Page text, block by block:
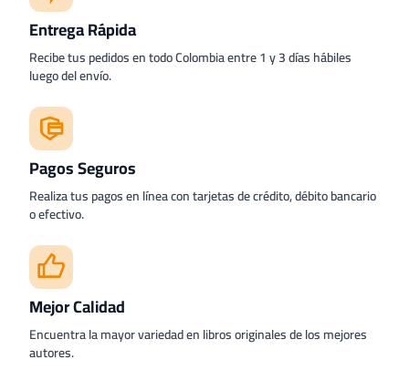
Entrega Rápida
Recibe tus pedidos en todo Colombia entre 1 y 3 días hábiles
luego del envío.
Pagos Seguros
Realiza tus pagos en línea con tarjetas de crédito, débito bancario
o efectivo.
Mejor Calidad
Encuentra la mayor variedad en libros originales de los mejores
autores.